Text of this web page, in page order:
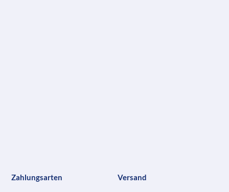
Zahlungsarten Versand